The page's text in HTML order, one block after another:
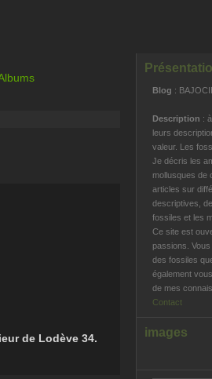
de Lodève 34.
Blog :
Description :
leurs
valeur. Les
Je décris les
mollusques de
articles sur
descriptives,
fossiles et les
Ce site est
passions.
des fossiles
également
de mes
Contact
images